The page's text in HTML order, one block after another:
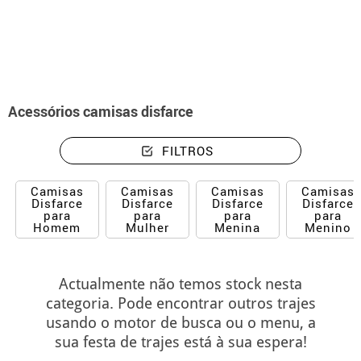
Acessórios camisas disfarce
FILTROS
Camisas
Disfarce
para
Homem
Camisas
Disfarce
para
Mulher
Camisas
Disfarce
para
Menina
Camisas
Disfarce
para
Menino
Actualmente não temos stock nesta
categoria. Pode encontrar outros trajes
usando o motor de busca ou o menu, a
sua festa de trajes está à sua espera!